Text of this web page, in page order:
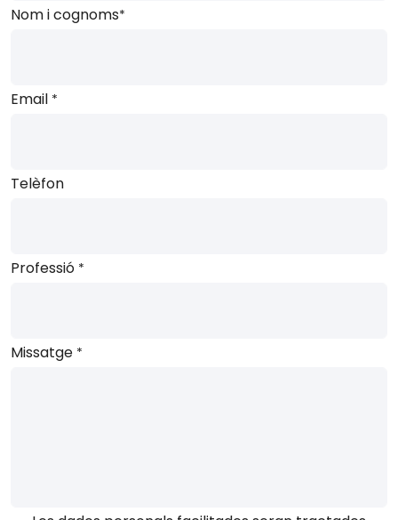
Nom i cognoms*
Email *
Telèfon
Professió *
Missatge *